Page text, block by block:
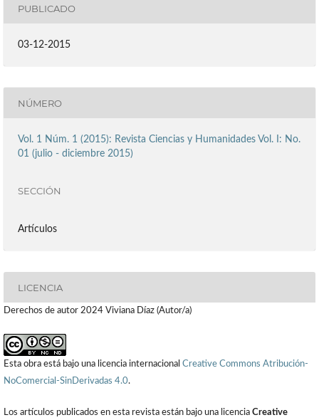
PUBLICADO
03-12-2015
NÚMERO
Vol. 1 Núm. 1 (2015): Revista Ciencias y Humanidades Vol. I: No.
01 (julio - diciembre 2015)
SECCIÓN
Artículos
LICENCIA
Derechos de autor 2024 Viviana Díaz (Autor/a)
Esta obra está bajo una licencia internacional Creative Commons Atribución-
NoComercial-SinDerivadas 4.0.
Los artículos publicados en esta revista están bajo una licencia Creative